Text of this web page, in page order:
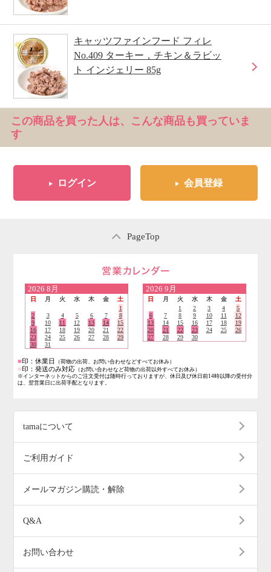
キャッツファインフード フィレ
No.409 ターキー，チキン＆ラビッ
ト インジェリー 85g
この商品を買った人は、こんな商品も買っていま
す
ログイン 会員登録
PageTop
2026 8月
日 月 火 水 木 金
土
1
2
3 4 5 6 7
8
9
10 11 12 13 14
15
16
17 18 19 20 21
22
23
24 25 26 27 28
29
30
31
2026 9月
日 月 火 水 木 金
土
1
2 3 4
5
6
7 8 9 10 11
12
13
14 15 16 17 18
19
20
21 22 23 24 25
26
27
28 29 30
■印：休業日 （荷物の出荷、お問い合わせなどすべてお休み）
■印：発送のみ対応 （お問い合わせなど荷物の出荷以外すべてお休み）
※インターネットからのご注文受付は随時行っておりますが、休日及び休日前14時以降の受付分
は、翌営業日に出荷手配となります。
tamaについて
ご利用ガイド
メールマガジン購読・解除
Q&A
お問い合わせ